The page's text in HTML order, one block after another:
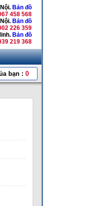
Bản đồ
458 568
Bản đồ
226 359
Bản đồ
219 368
bạn : 0